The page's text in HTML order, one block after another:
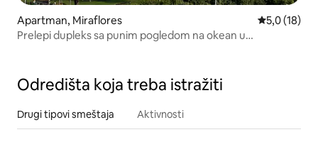
Apartman, Miraflores Prosečna
5,0 (18)
Prelepi dupleks sa punim pogledom na okean u
Odredišta koja treba istražiti
Drugi tipovi smeštaja Aktivnosti